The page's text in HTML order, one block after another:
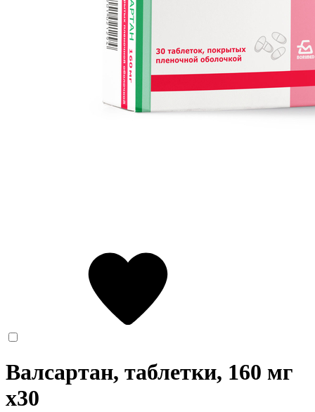
Валсартан, таблетки, 160 мг
x30